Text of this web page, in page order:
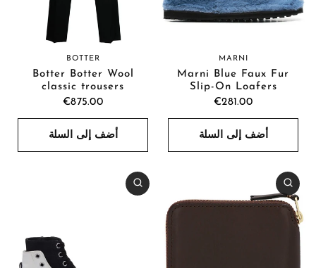
MARNI
Marni Blue Faux Fur
Slip-On Loafers
€281.00
أضف إلى السلة
BOTTER
Botter Botter Wool
classic trousers
€875.00
أضف إلى السلة